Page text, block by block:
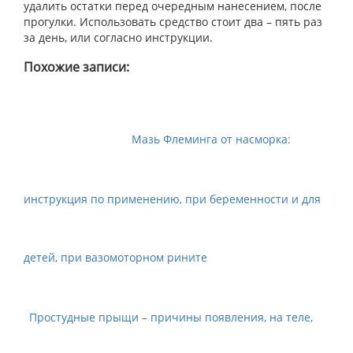
удалить остатки перед очередным нанесением, после
прогулки. Использовать средство стоит два – пять раз
за день, или согласно инструкции.
Похожие записи:
Мазь Флеминга от насморка:
инструкция по применению, при беременности и для
детей, при вазомоторном рините
Простудные прыщи – причины появления, на теле,